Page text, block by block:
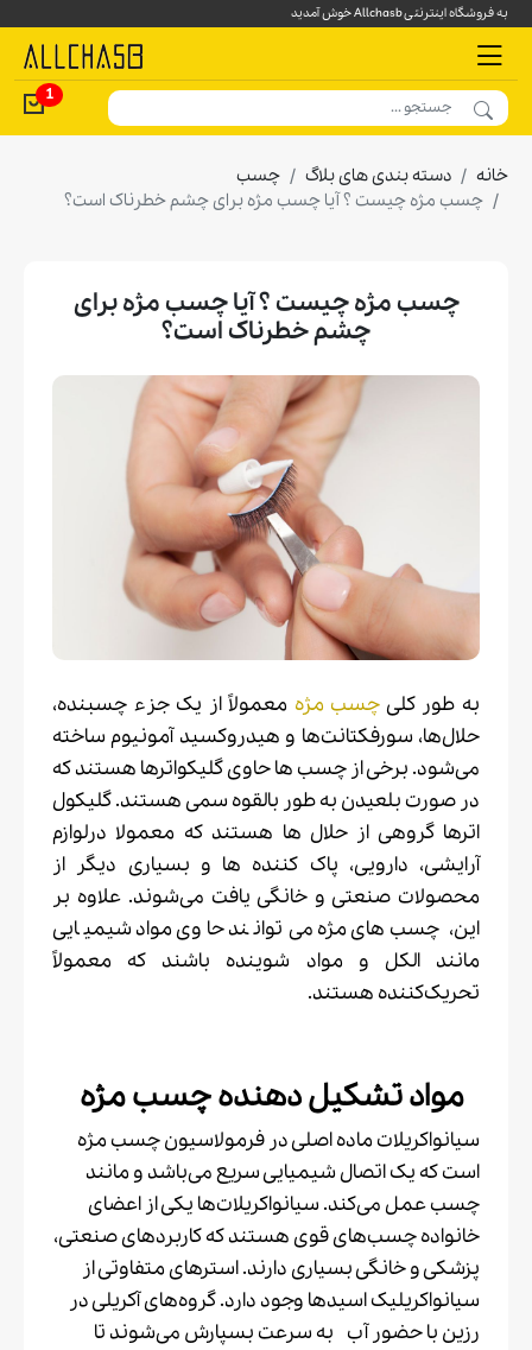
به فروشگاه اینترنتی Allchasb خوش آمدید
1
خانه دسته بندی های بلاگ
چسب
چسب مژه چیست ؟ آیا چسب مژه برای چشم خطرناک است؟
چسب مژه چیست ؟ آیا چسب مژه برای
چشم خطرناک است؟
به طور کلی چسب مژه معمولاً از یک جزء چسبنده،
حلال‌ها، سورفکتانت‌ها و هیدروکسید آمونیوم ساخته
می‌شود. برخی از چسب ها حاوی گلیکواترها هستند که
در صورت بلعیدن به طور بالقوه سمی هستند. گلیکول
اترها گروهی از حلال ها هستند که معمولا درلوازم
آرایشی، دارویی، پاک کننده ها و بسیاری دیگر از
محصولات صنعتی و خانگی یافت می‌شوند. علاوه بر
این، چسب‌های مژه می‌توانند حاوی مواد شیمیایی
مانند الکل و مواد شوینده باشند که معمولاً
تحریک‌کننده هستند.
مواد تشکیل دهنده چسب مژه
سیانواکریلات ماده اصلی در فرمولاسیون چسب مژه
است که یک اتصال شیمیایی سریع می‌باشد و مانند
چسب عمل می‌کند. سیانواکریلات‌ها یکی از اعضای
خانواده چسب‌های قوی هستند که کاربردهای صنعتی،
پزشکی و خانگی بسیاری دارند. استرهای متفاوتی از
سیانواکریلیک اسیدها وجود دارد. گروه‌های آکریلی در
رزین با حضور آب به سرعت بسپارش می‌شوند تا